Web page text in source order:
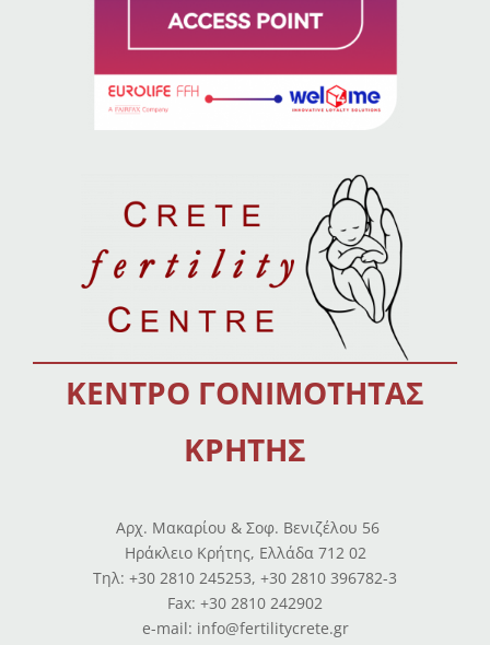
ΚΕΝΤΡΟ ΓΟΝΙΜΟΤΗΤΑΣ
ΚΡΗΤΗΣ
Αρχ. Μακαρίου & Σοφ. Βενιζέλου 56
Ηράκλειο Κρήτης, Ελλάδα 712 02
Tηλ: +30 2810 245253, +30 2810 396782-3
Fax: +30 2810 242902
e-mail: info@fertilitycrete.gr